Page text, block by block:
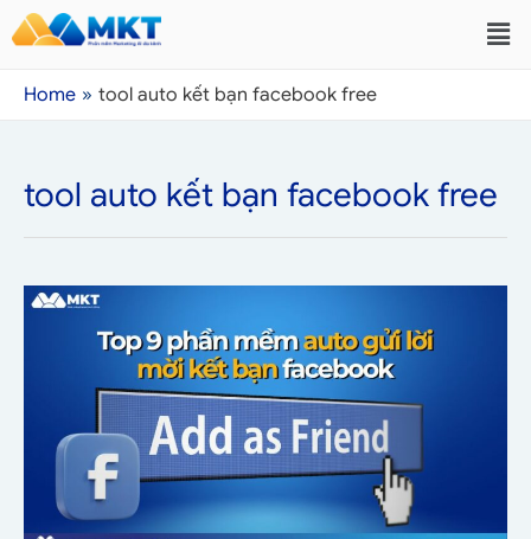
Home tool auto kết bạn facebook free
tool auto kết bạn facebook free